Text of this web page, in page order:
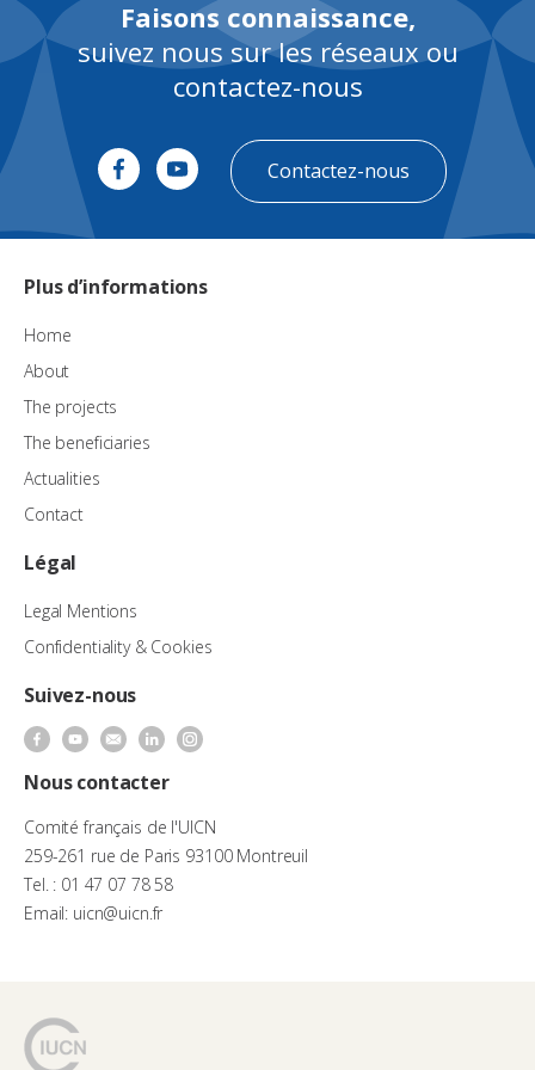
Faisons connaissance,
suivez nous sur les réseaux ou
contactez-nous
Contactez-nous
Plus d’informations
Home
About
The projects
The beneficiaries
Actualities
Contact
Légal
Legal Mentions
Confidentiality & Cookies
Suivez-nous
Nous contacter
Comité français de l'UICN
259-261 rue de Paris 93100 Montreuil
Tel. : 01 47 07 78 58
Email: uicn@uicn.fr